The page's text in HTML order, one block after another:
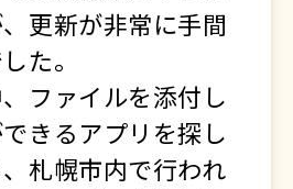
更新が非常に手間
た。
ファイルを添付し
きるアプリを探し
札幌市内で行われ